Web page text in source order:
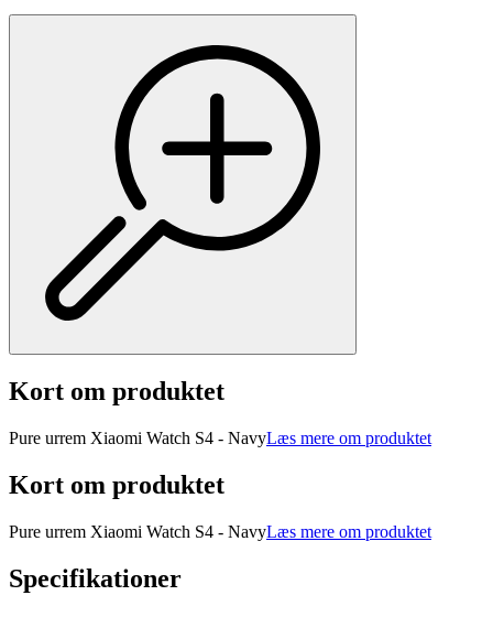
Kort om produktet
Pure urrem Xiaomi Watch S4 - NavyLæs mere om produktet
Kort om produktet
Pure urrem Xiaomi Watch S4 - NavyLæs mere om produktet
Specifikationer